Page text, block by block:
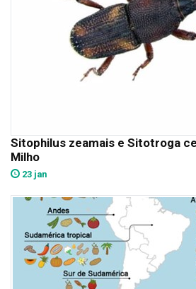
Sitophilus zeamais e Sitotroga
Milho
23 jan